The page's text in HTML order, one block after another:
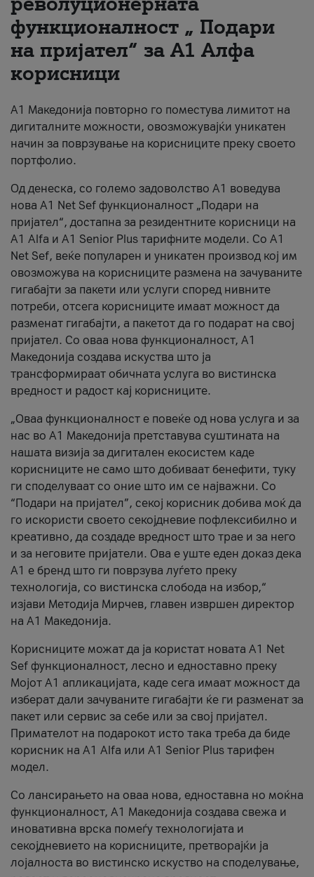
За нас
#ПодобарОнлајн
функционалност „ Подари
на пријател“ за А1 Алфа
корисници
А1 Македонија повторно го поместува лимитот на
дигиталните можности, овозможувајќи уникатен
начин за поврзување на корисниците преку своето
портфолио.
Од денеска, со големо задоволство А1 воведува
нова A1 Net Sef функционалност „Подари на
пријател“, достапна за резидентните корисници на
А1 Alfa и A1 Senior Plus тарифните модели. Со A1
Net Sef, веќе популарен и уникатен производ кој им
овозможува на корисниците размена на зачуваните
гигабајти за пакети или услуги според нивните
потреби, отсега корисниците имаат можност да
разменат гигабајти, а пакетот да го подарат на свој
пријател. Со оваа нова функционалност, А1
Македонија создава искуства што ја
трансформираат обичната услуга во вистинска
вредност и радост кај корисниците.
„Оваа функционалност е повеќе од нова услуга и за
нас во А1 Македонија претставува суштината на
нашата визија за дигитален екосистем каде
корисниците не само што добиваат бенефити, туку
ги споделуваат со оние што им се најважни. Со
“Подари на пријател”, секој корисник добива моќ да
го искористи своето секојдневие пофлексибилно и
креативно, да создаде вредност што трае и за него
и за неговите пријатели. Ова е уште еден доказ дека
А1 е бренд што ги поврзува луѓето преку
технологија, со вистинска слобода на избор,“
изјави Методија Мирчев, главен извршен директор
на А1 Македонија.
Корисниците можат да ја користат новата А1 Net
Sef функционалност, лесно и едноставно преку
Мојот А1 апликацијата, каде сега имаат можност да
изберат дали зачуваните гигабајти ќе ги разменат за
пакет или сервис за себе или за свој пријател.
Примателот на подарокот исто така треба да биде
корисник на А1 Alfa или A1 Senior Plus тарифен
модел.
Со лансирањето на оваа нова, едноставна но моќна
функционалност, А1 Македонија создава свежа и
иновативна врска помеѓу технологијата и
секојдневието на корисниците, претворајќи ја
лојалноста во вистинско искуство на споделување,